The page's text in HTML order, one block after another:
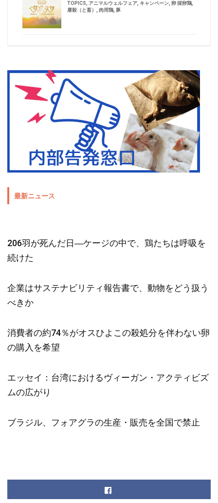
TOPICS アニマルウェルフェア キャンペーン 卵 採卵鶏
屠殺（と畜）
肉用鶏 豚
最新ニュース
206羽が死んだ日―ケージの中で、鶏たちは呼吸を
続けた
企業はサステナビリティ報告書で、動物をどう扱う
べきか
消費者の約74％がオスひよこの殺処分を伴わない卵
の購入を希望
エッセイ：台湾におけるヴィーガン・アクティビズ
ムの広がり
ブラジル、フォアグラの生産・販売を全国で禁止